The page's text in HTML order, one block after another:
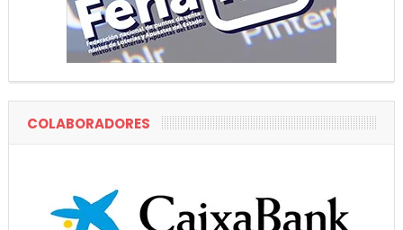
COLABORADORES